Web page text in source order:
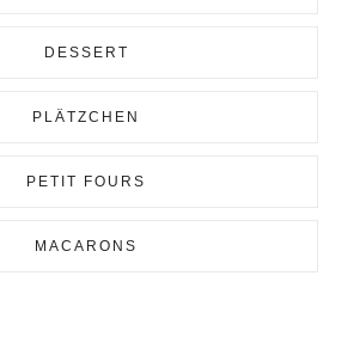
DESSERT
PLÄTZCHEN
PETIT FOURS
MACARONS